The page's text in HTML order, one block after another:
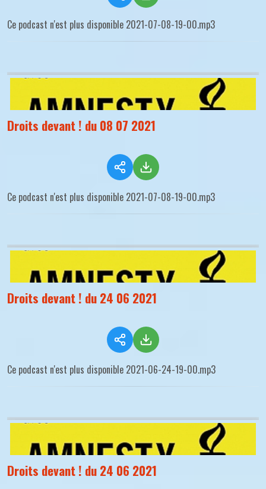
Ce podcast n'est plus disponible 2021-07-08-19-00.mp3
Droits devant ! du 08 07 2021
Ce podcast n'est plus disponible 2021-07-08-19-00.mp3
Droits devant ! du 24 06 2021
Ce podcast n'est plus disponible 2021-06-24-19-00.mp3
Droits devant ! du 24 06 2021